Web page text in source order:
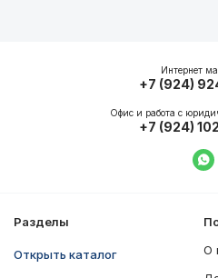
Разделы
Открыть каталог
О
Интернет
+7 (924)
Офис и работа с
+7 (924)